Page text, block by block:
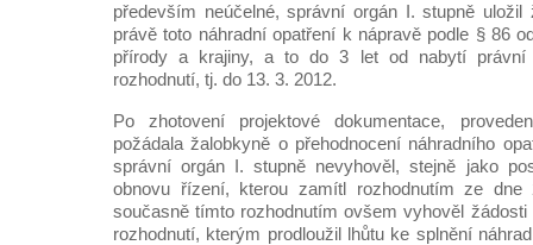
především neúčelné, správní orgán I. stupně uložil
právě toto náhradní opatření k nápravě podle § 86
přírody a krajiny, a to do 3 let od nabytí právní
rozhodnutí, tj. do 13. 3. 2012.
Po zhotovení projektové dokumentace,
požádala žalobkyně o přehodnocení náhradního
správní orgán I. stupně nevyhověl, stejně jako
obnovu řízení, kterou zamítl rozhodnutím ze
současně tímto rozhodnutím ovšem vyhověl
rozhodnutí, kterým prodloužil lhůtu ke splnění